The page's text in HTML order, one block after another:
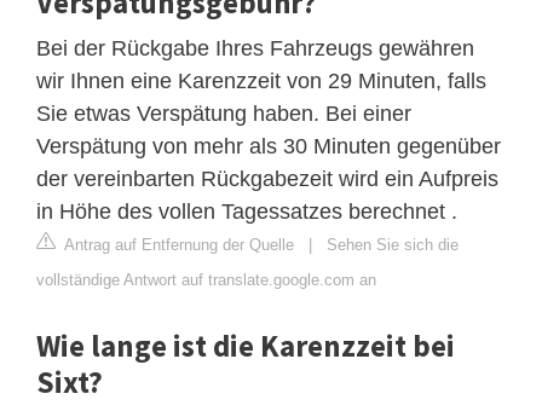
Bei der Rückgabe Ihres Fahrzeugs gewähren
wir Ihnen eine Karenzzeit von 29 Minuten, falls
Sie etwas Verspätung haben. Bei einer
Verspätung von mehr als 30 Minuten gegenüber
der vereinbarten Rückgabezeit wird ein Aufpreis
in Höhe des vollen Tagessatzes berechnet .
Antrag auf Entfernung der Quelle | Sehen Sie sich die
vollständige Antwort auf translate.google.com an
Wie lange ist die Karenzzeit bei
Sixt?